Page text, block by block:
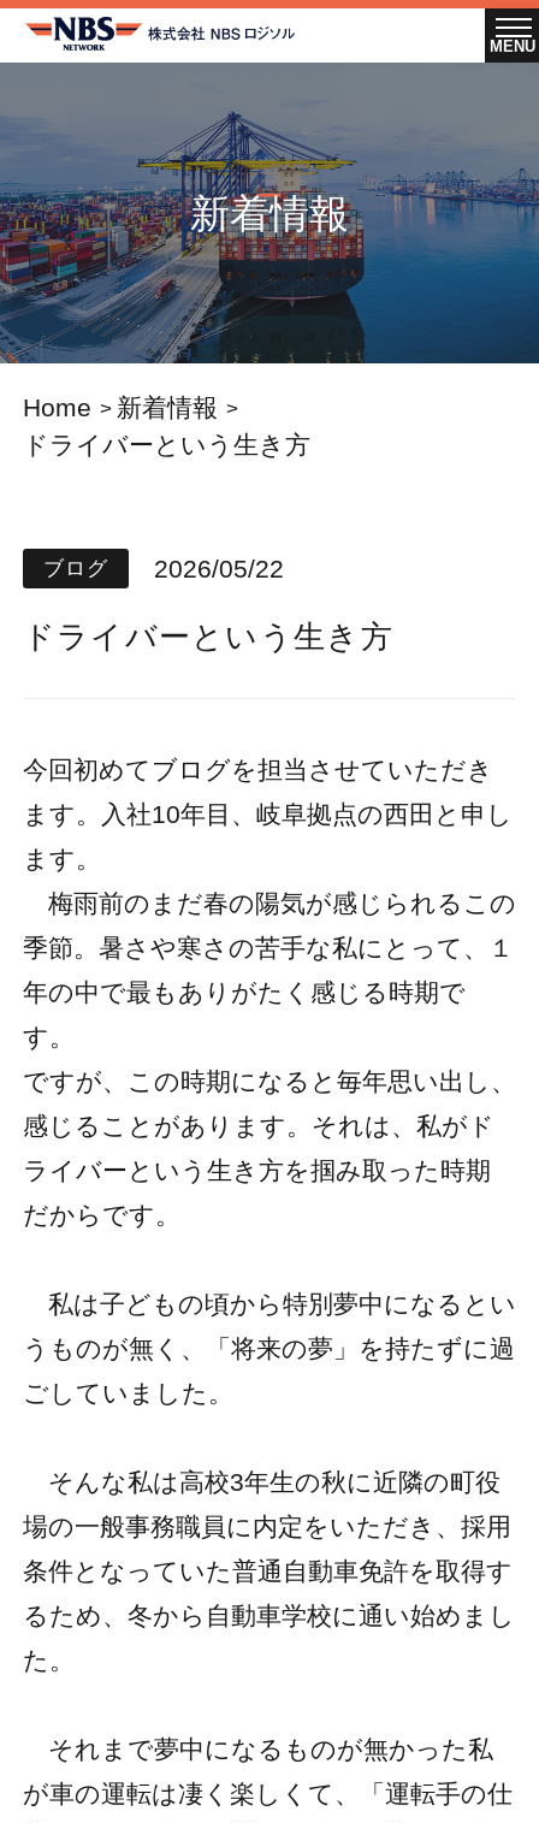
新着情報
Home
新着情報
ドライバーという生き方
ブログ 2026/05/22
ドライバーという生き方
今回初めてブログを担当させていただき
ます。入社10年目、岐阜拠点の西田と申し
ます。
梅雨前のまだ春の陽気が感じられるこの
季節。暑さや寒さの苦手な私にとって、１
年の中で最もありがたく感じる時期で
す。
ですが、この時期になると毎年思い出し、
感じることがあります。それは、私がド
ライバーという生き方を掴み取った時期
だからです。
私は子どもの頃から特別夢中になるとい
うものが無く、「将来の夢」を持たずに過
ごしていました。
そんな私は高校3年生の秋に近隣の町役
場の一般事務職員に内定をいただき、採用
条件となっていた普通自動車免許を取得す
るため、冬から自動車学校に通い始めまし
た。
それまで夢中になるものが無かった私
が車の運転は凄く楽しくて、「運転手の仕